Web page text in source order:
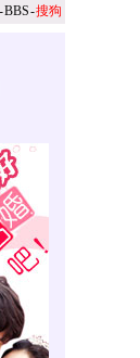
-BBS-搜狗